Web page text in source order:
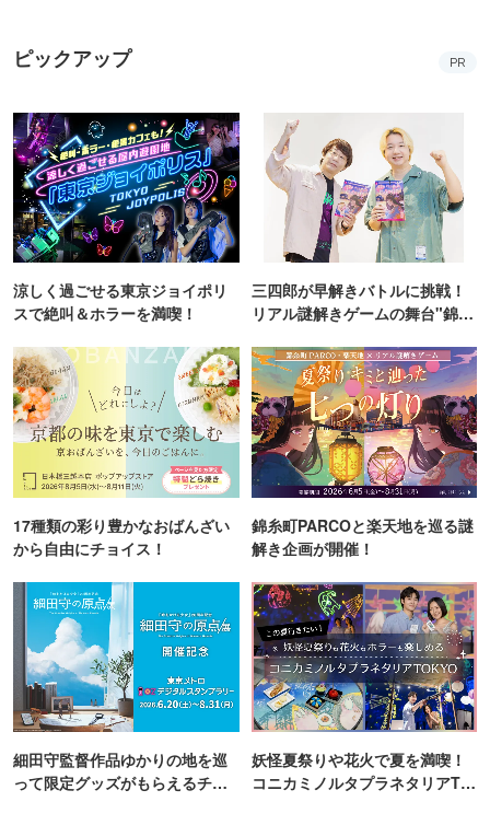
ピックアップ PR
涼しく過ごせる東京ジョイポリ
スで絶叫＆ホラーを満喫！
三四郎が早解きバトルに挑戦！
リアル謎解きゲームの舞台"錦糸
17種類の彩り豊かなおばんざい
から自由にチョイス！
錦糸町PARCOと楽天地を巡る謎
解き企画が開催！
細田守監督作品ゆかりの地を巡
って限定グッズがもらえるチャ
妖怪夏祭りや花火で夏を満喫！
コニカミノルタプラネタリアTO